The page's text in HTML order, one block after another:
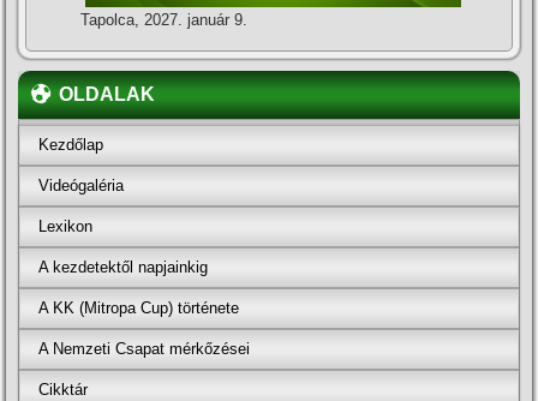
Tapolca, 2027. január 9.
OLDALAK
Kezdőlap
Videógaléria
Lexikon
A kezdetektől napjainkig
A KK (Mitropa Cup) története
A Nemzeti Csapat mérkőzései
Cikktár